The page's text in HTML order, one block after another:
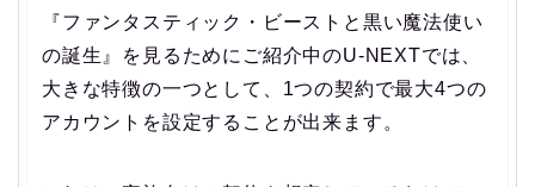
『ファンタスティック・ビーストと黒い魔法使い
の誕生』を見るためにご紹介中のU-NEXTでは、
大きな特徴の一つとして、1つの契約で最大4つの
アカウントを設定することが出来ます。